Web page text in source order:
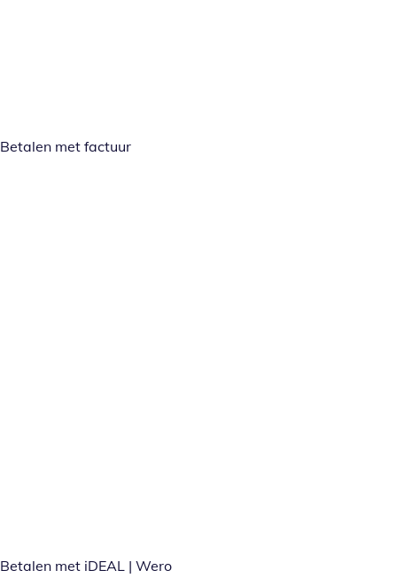
Betalen met factuur
Betalen met iDEAL | Wero